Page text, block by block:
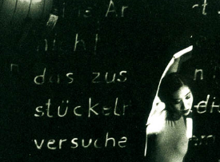
Kontakt